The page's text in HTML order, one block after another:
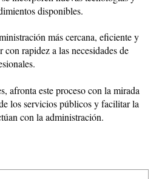
disponibles.
más cercana, eficiente y
con rapidez a las necesidades de
afronta este proceso con la mirada
los servicios públicos y facilitar la
con la administración.